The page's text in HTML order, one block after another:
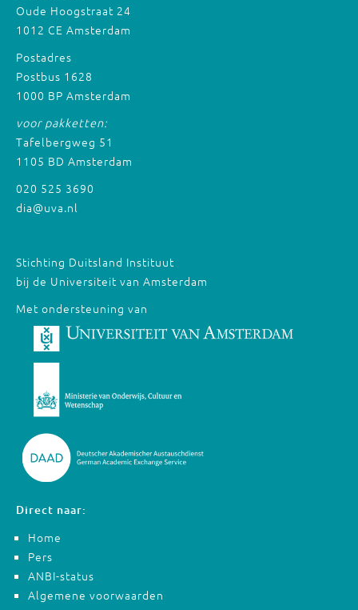
Oude Hoogstraat 24
1012 CE Amsterdam
Postadres
Postbus 1628
1000 BP Amsterdam
voor pakketten:
Tafelbergweg 51
1105 BD Amsterdam
020 525 3690
dia@uva.nl
Stichting Duitsland Instituut
bij de Universiteit van Amsterdam
Met ondersteuning van
Direct naar:
Home
Pers
ANBI-status
Algemene voorwaarden